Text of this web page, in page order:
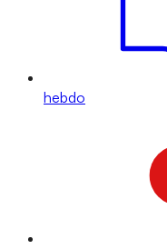
hebdo